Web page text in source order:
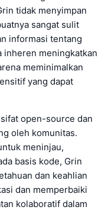
tidak menyimpan
sangat sulit
informasi tentang
inheren meningkatkan
meminimalkan
yang dapat
open-source dan
oleh komunitas.
meninjau,
basis kode, Grin
dan keahlian
dan memperbaiki
kolaboratif dalam